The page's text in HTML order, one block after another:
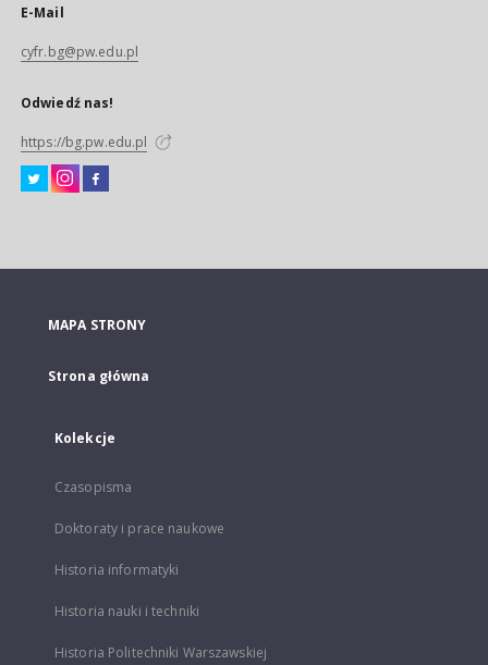
E-Mail
cyfr.bg@pw.edu.pl
Odwiedź nas!
https://bg.pw.edu.pl
MAPA STRONY
Strona główna
Kolekcje
Czasopisma
Doktoraty i prace naukowe
Historia informatyki
Historia nauki i techniki
Historia Politechniki Warszawskiej